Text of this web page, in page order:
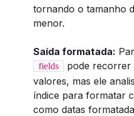
tornando o tamanho
menor.
Saída formatada:
fields pode recorrer
valores, mas ele
índice para formatar
como datas